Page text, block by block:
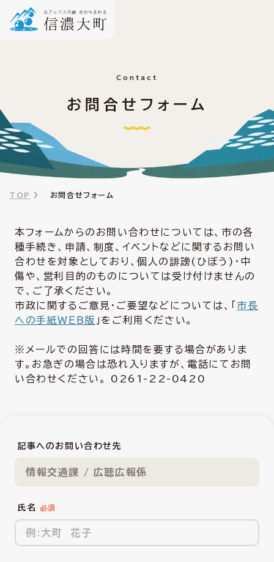
Contact
お問合せフォーム
TOP お問合せフォーム
本フォームからのお問い合わせについては、市の各
種手続き、申請、制度、イベントなどに関するお問い
合わせを対象としており、個人の誹謗(ひぼう)・中
傷や、営利目的のものについては受け付けませんの
で、ご了承ください。
市政に関するご意見・ご要望などについては、「市長
への手紙ＷＥＢ版 」をご利用ください。
※メールでの回答には時間を要する場合がありま
す。お急ぎの場合は恐れ入りますが、電話にてお問
い合わせください。 0261-22-0420
記事へのお問い合わせ先
情報交通課 / 広聴広報係
氏名